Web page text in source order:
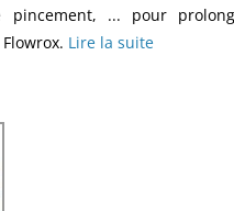
pincement, ... pour
Lire la suite